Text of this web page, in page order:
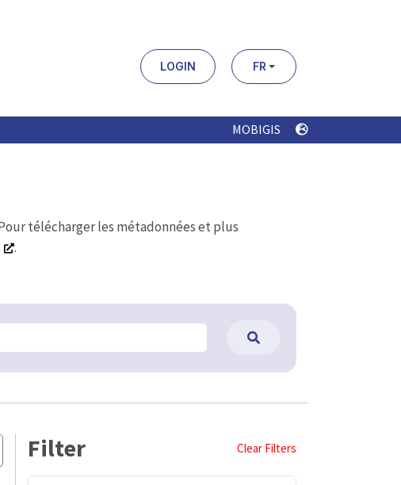
LOGIN FR
MOBIGIS
télécharger les métadonnées et plus
.
Filter Clear Filters